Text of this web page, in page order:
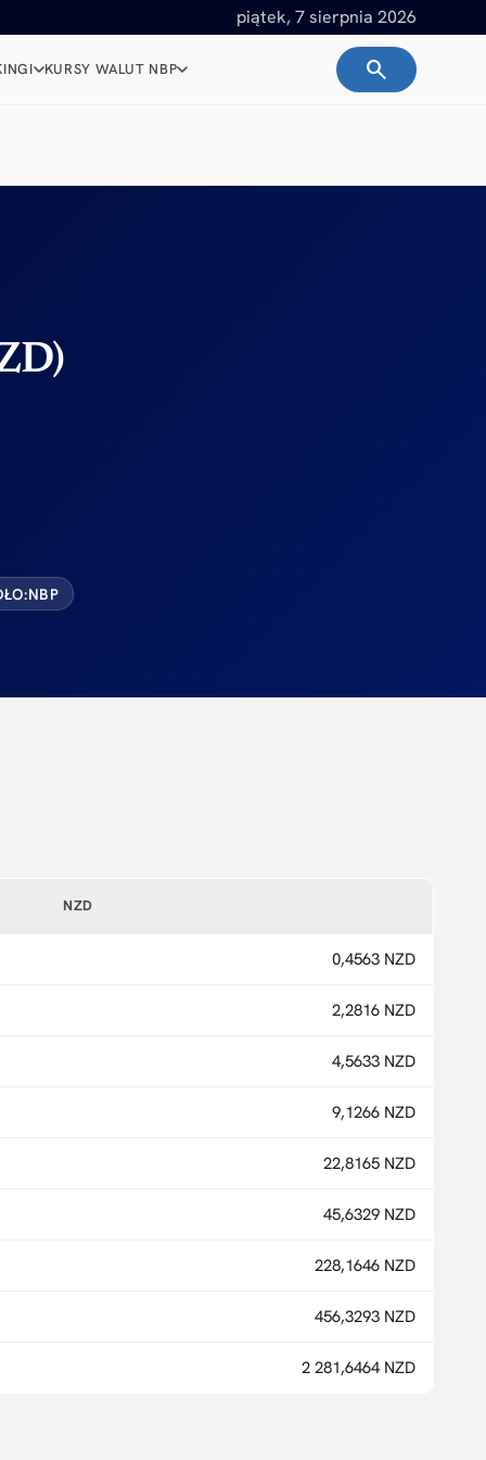
piątek, 7 sierpnia 2026
KURSY WALUT NBP search
NBP
NZD
0,4563 NZD
2,2816 NZD
4,5633 NZD
9,1266 NZD
22,8165 NZD
45,6329 NZD
228,1646 NZD
456,3293 NZD
2 281,6464 NZD